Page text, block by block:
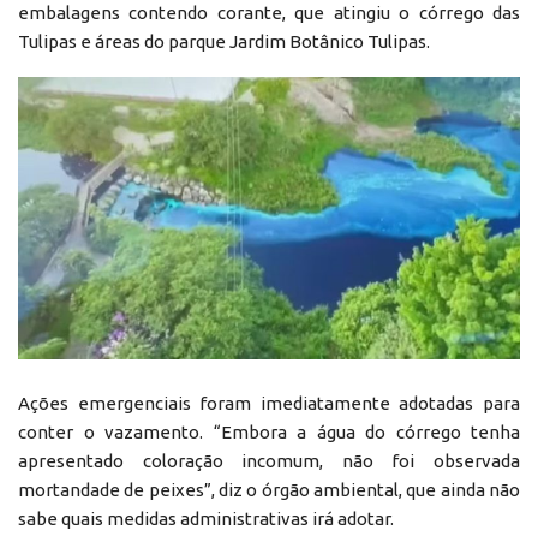
embalagens contendo corante, que atingiu o córrego das
Tulipas e áreas do parque Jardim Botânico Tulipas.
Ações emergenciais foram imediatamente adotadas para
conter o vazamento. “Embora a água do córrego tenha
apresentado coloração incomum, não foi observada
mortandade de peixes”, diz o órgão ambiental, que ainda não
sabe quais medidas administrativas irá adotar.